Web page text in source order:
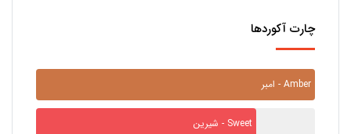
چارت آکوردها
امبر - Amber
شیرین - Sweet